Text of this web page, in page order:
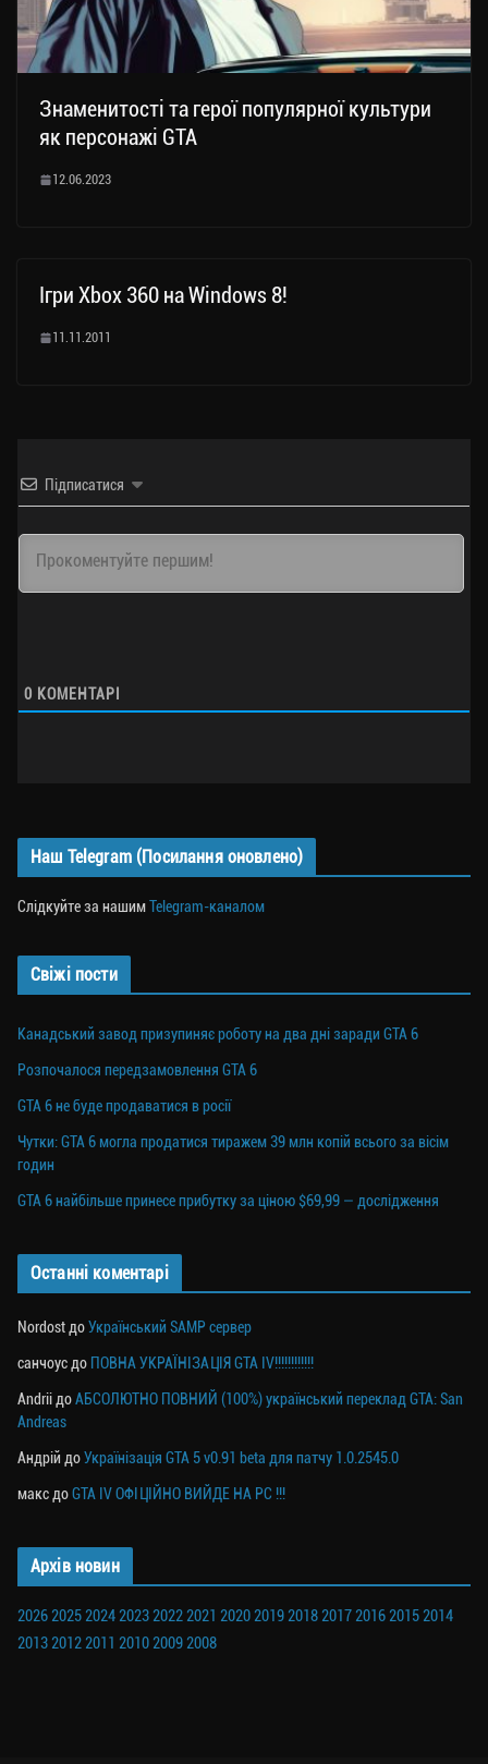
Знаменитості та герої популярної культури
як персонажі GTA
12.06.2023
Ігри Xbox 360 на Windows 8!
11.11.2011
Підписатися
0 КОМЕНТАРІ
Наш Telegram (Посилання оновлено)
Слідкуйте за нашимTelegram-каналом
Свіжі пости
Канадський завод призупиняє роботу на два дні заради GTA 6
Розпочалося передзамовлення GTA 6
GTA 6 не буде продаватися в росії
Чутки: GTA 6 могла продатися тиражем 39 млн копій всього за вісім
годин
GTA 6 найбільше принесе прибутку за ціною $69,99 — дослідження
Останні коментарі
Nordost доУкраїнський SAMP сервер
санчоус до ПОВНА УКРАЇНІЗАЦІЯ GTA IV!!!!!!!!!!!!
Andrii доАБСОЛЮТНО ПОВНИЙ (100%) український переклад GTA: San
Andreas
Андрій доУкраїнізація GTA 5 v0.91 beta для патчу 1.0.2545.0
макс доGTA IV ОФІЦІЙНО ВИЙДЕ НА PC !!!
Архів новин
202620252024202320222021 2020201920182017201620152014
201320122011 201020092008